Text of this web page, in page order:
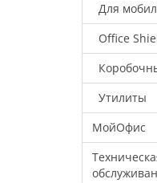
Для
Office
Утилиты
МойОфис